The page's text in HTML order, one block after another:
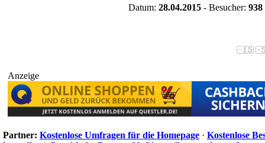
Datum: 28.04.2015 - Besucher: 938
Anzeige
Partner: Kostenlose Umfragen für die Homepage · Kostenlose